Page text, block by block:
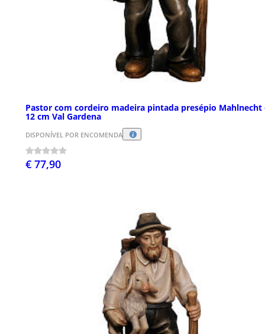
Pastor com cordeiro madeira pintada presépio Mahlnecht
12 cm Val Gardena
DISPONÍVEL POR ENCOMENDA
€ 77,90